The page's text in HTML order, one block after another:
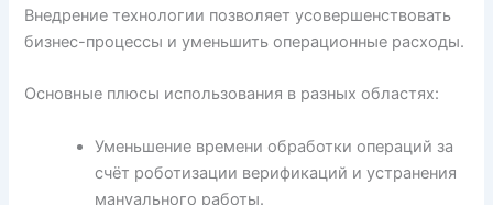
Внедрение технологии позволяет усовершенствовать
бизнес-процессы и уменьшить операционные расходы.
Основные плюсы использования в разных областях:
Уменьшение времени обработки операций за
счёт роботизации верификаций и устранения
мануального работы.